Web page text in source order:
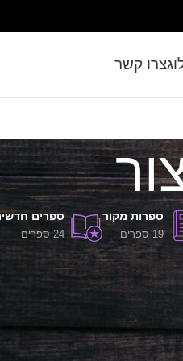
צרו קשר
ספרות מקור
19 ספרים
ספרים
24 ספרים
מציג 9
12